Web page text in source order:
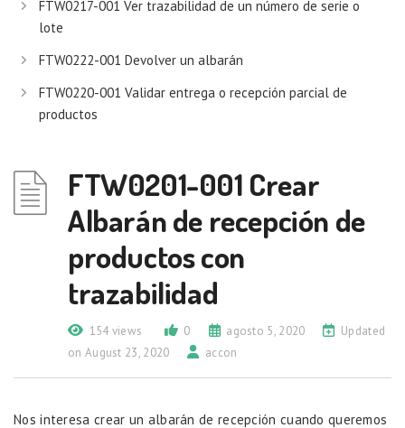
FTW0217-001 Ver trazabilidad de un número de serie o
lote
FTW0222-001 Devolver un albarán
FTW0220-001 Validar entrega o recepción parcial de
productos
FTW0201-001 Crear
Albarán de recepción de
productos con
trazabilidad
154 views 0 agosto 5, 2020
Updated
on August 23, 2020
accon
Nos interesa crear un albarán de recepción cuando queremos